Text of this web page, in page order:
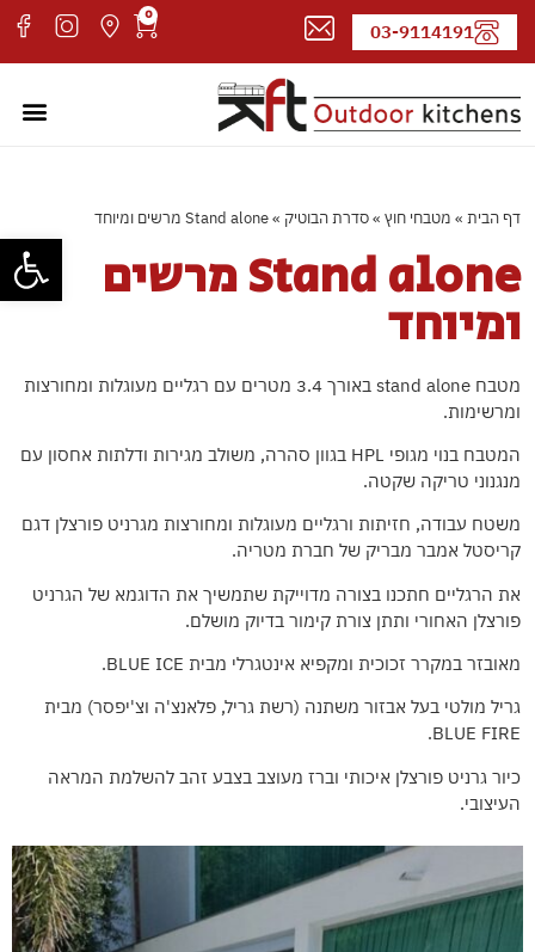
פתח
03-9114191
0
דף הבית » מטבחי חוץ »סדרת הבוטיק »Stand alone מרשים ומיוחד
Stand alone מרשים
ומיוחד
מטבח stand alone באורך 3.4 מטרים עם רגליים מעוגלות ומחורצות
ומרשימות.
המטבח בנוי מגופי HPL בגוון סהרה, משולב מגירות ודלתות אחסון עם
מנגנוני טריקה שקטה.
משטח עבודה, חזיתות ורגליים מעוגלות ומחורצות מגרניט פורצלן דגם
קריסטל אמבר מבריק של חברת מטריה.
את הרגליים חתכנו בצורה מדוייקת שתמשיך את הדוגמא של הגרניט
פורצלן האחורי ותתן צורת קימור בדיוק מושלם.
מאובזר במקרר זכוכית ומקפיא אינטגרלי מבית BLUE ICE.
גריל מולטי בעל אבזור משתנה (רשת גריל, פלאנצ'ה וצ'יפסר) מבית
BLUE FIRE.
כיור גרניט פורצלן איכותי וברז מעוצב בצבע זהב להשלמת המראה
העיצובי.